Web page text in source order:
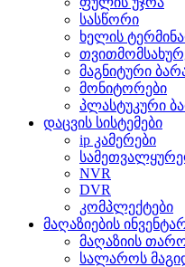
სასწორი
ხელის
მაგნიტური
მონიტორები
პლასტუკური
დაცვის სისტემები
ip კამერები
NVR
DVR
კომპლექტები
მაღაზიების
მაღაზიის
სალაროს